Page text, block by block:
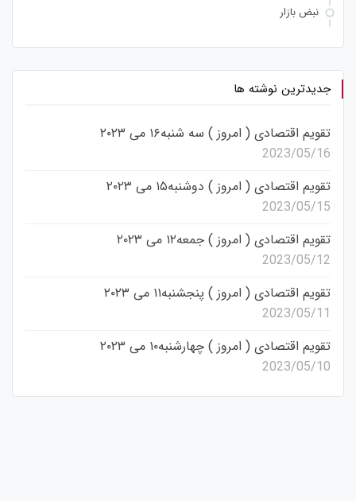
نبض بازار
جدیدترین نوشته ها
تقویم اقتصادی ( امروز ) سه شنبه۱۶ می ۲۰۲۳
2023/05/16
تقویم اقتصادی ( امروز ) دوشنبه۱۵ می ۲۰۲۳
2023/05/15
تقویم اقتصادی ( امروز ) جمعه۱۲ می ۲۰۲۳
2023/05/12
تقویم اقتصادی ( امروز ) پنجشنبه۱۱ می ۲۰۲۳
2023/05/11
تقویم اقتصادی ( امروز ) چهارشنبه۱۰ می ۲۰۲۳
2023/05/10